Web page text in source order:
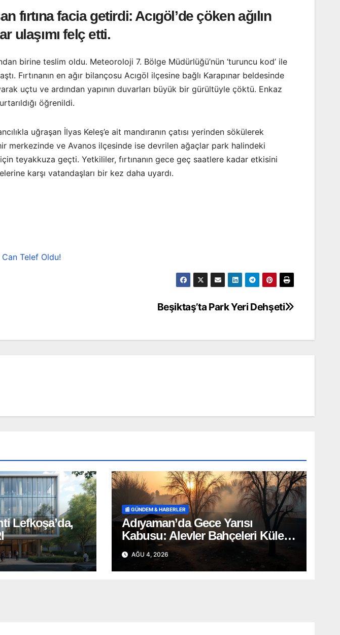
facia getirdi: Acıgöl’de çöken ağılın
ulaşımı felç etti.
birine teslim oldu. Meteoroloji 7. Bölge Müdürlüğü’nün ‘turuncu kod’ ile
Fırtınanın en ağır bilançosu Acıgöl ilçesine bağlı Karapınar beldesinde
uçtu ve ardından yapının duvarları büyük bir gürültüyle çöktü. Enkaz
öğrenildi.
uğraşan İlyas Keleş’e ait mandıranın çatısı yerinden sökülerek
merkezinde ve Avanos ilçesinde ise devrilen ağaçlar park halindeki
teyakkuza geçti. Yetkililer, fırtınanın gece geç saatlere kadar etkisini
karşı vatandaşları bir kez daha uyardı.
Can Telef Oldu!
Beşiktaş’ta Park Yeri Dehşeti
Lefkoşa’da,
📰 GÜNDEM & HABERLER
Adıyaman’da Gece Yarısı
Kabusu: Alevler Bahçeleri Küle
Çevirdi, Onlarca Can Telef Oldu!
AĞU 4, 2026